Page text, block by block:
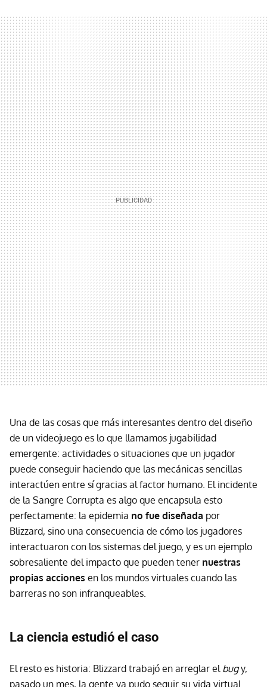
Una de las cosas que más interesantes dentro del diseño
de un videojuego es lo que llamamos jugabilidad
emergente: actividades o situaciones que un jugador
puede conseguir haciendo que las mecánicas sencillas
interactúen entre sí gracias al factor humano. El incidente
de la Sangre Corrupta es algo que encapsula esto
perfectamente: la epidemia no fue diseñada por
Blizzard, sino una consecuencia de cómo los jugadores
interactuaron con los sistemas del juego, y es un ejemplo
sobresaliente del impacto que pueden tener nuestras
propias acciones en los mundos virtuales cuando las
barreras no son infranqueables.
La ciencia estudió el caso
El resto es historia: Blizzard trabajó en arreglar el bugy,
pasado un mes, la gente ya pudo seguir su vida virtual